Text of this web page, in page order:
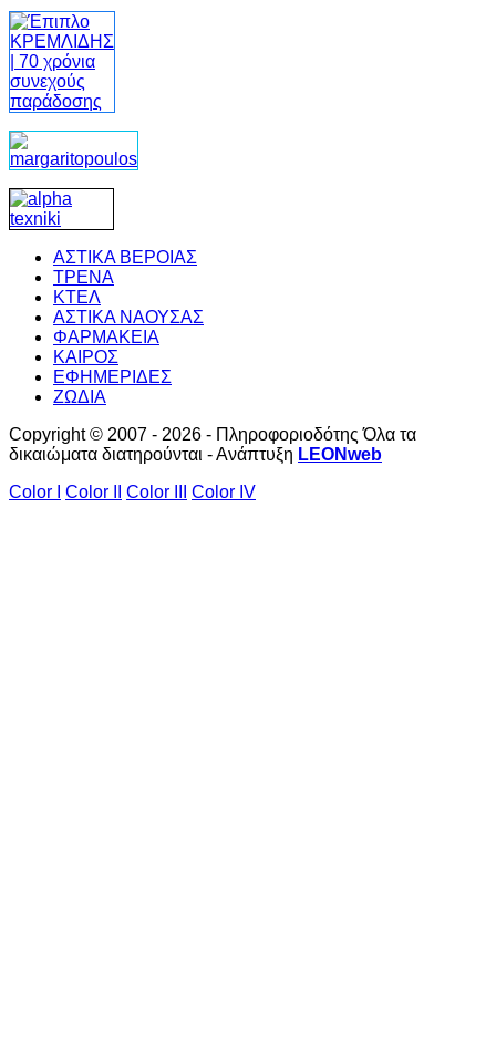
ΑΣΤΙΚΑ ΒΕΡΟΙΑΣ
ΤΡΕΝΑ
ΚΤΕΛ
ΑΣΤΙΚΑ ΝΑΟΥΣΑΣ
ΦΑΡΜΑΚΕΙΑ
ΚΑΙΡΟΣ
ΕΦΗΜΕΡΙΔΕΣ
ΖΩΔΙΑ
Copyright © 2007 - 2026 - Πληροφοριοδότης Όλα τα
δικαιώματα διατηρούνται - Ανάπτυξη LEONweb
Color I
Color II Color III Color IV